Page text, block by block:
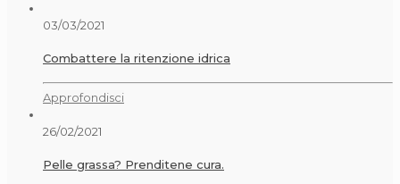
03/03/2021
Combattere la ritenzione idrica
Approfondisci
26/02/2021
Pelle grassa? Prenditene cura.